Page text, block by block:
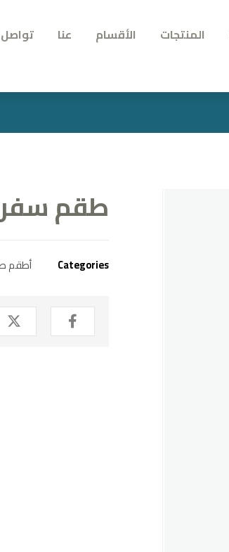
المنتجات الأقسام عنا
طقم سفره
Categories أطقم